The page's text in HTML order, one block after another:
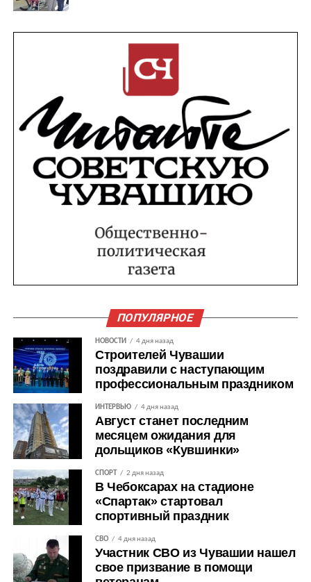
ПОПУЛЯРНОЕ
НОВОСТИ 4 дня назад
Строителей Чувашии
поздравили с наступающим
профессиональным праздником
ИНТЕРВЬЮ 4 дня назад
Август станет последним
месяцем ожидания для
дольщиков «Кувшинки»
СПОРТ 2 дня назад
В Чебоксарах на стадионе
«Спартак» стартовал
спортивный праздник
СВО 4 дня назад
Участник СВО из Чувашии нашел
свое призвание в помощи